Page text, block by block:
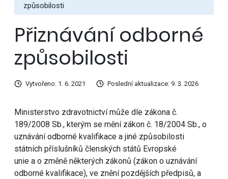
způsobilosti
Přiznávání odborné
způsobilosti
Vytvořeno: 1. 6. 2021 Poslední aktualizace: 9. 3. 2026
Ministerstvo zdravotnictví může dle zákona č.
189/2008 Sb., kterým se mění zákon č. 18/2004 Sb., o
uznávání odborné kvalifikace a jiné způsobilosti
státních příslušníků členských států Evropské
unie a o změně některých zákonů (zákon o uznávání
odborné kvalifikace), ve znění pozdějších předpisů, a